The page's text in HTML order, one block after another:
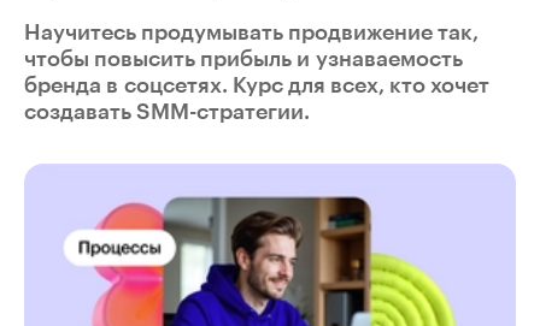
Научитесь продумывать продвижение так,
чтобы повысить прибыль и узнаваемость
бренда в соцсетях. Курс для всех, кто хочет
создавать SMM-стратегии.